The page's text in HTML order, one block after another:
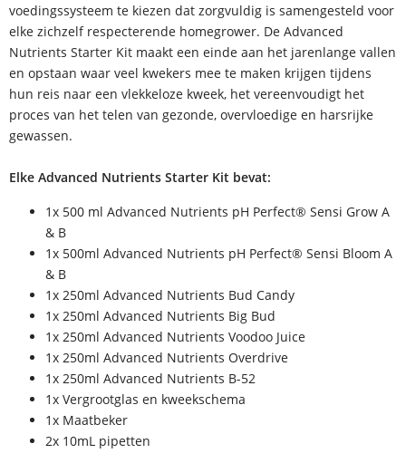
voedingssysteem te kiezen dat zorgvuldig is samengesteld voor
elke zichzelf respecterende homegrower. De Advanced
Nutrients Starter Kit maakt een einde aan het jarenlange vallen
en opstaan waar veel kwekers mee te maken krijgen tijdens
hun reis naar een vlekkeloze kweek, het vereenvoudigt het
proces van het telen van gezonde, overvloedige en harsrijke
gewassen.
Elke Advanced Nutrients Starter Kit bevat:
1x 500 ml Advanced Nutrients pH Perfect® Sensi Grow A
& B
1x 500ml Advanced Nutrients pH Perfect® Sensi Bloom A
& B
1x 250ml Advanced Nutrients Bud Candy
1x 250ml Advanced Nutrients Big Bud
1x 250ml Advanced Nutrients Voodoo Juice
1x 250ml Advanced Nutrients Overdrive
1x 250ml Advanced Nutrients B-52
1x Vergrootglas en kweekschema
1x Maatbeker
2x 10mL pipetten